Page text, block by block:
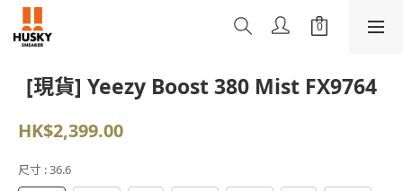
[現貨] Yeezy Boost 380 Mist FX9764
HK$2,399.00
尺寸 : 36.6